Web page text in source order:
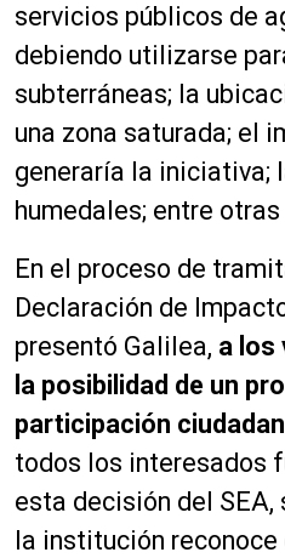
servicios públicos de
debiendo utilizarse
subterráneas; la
una zona saturada; el
generaría la iniciativa;
humedales; entre
En el proceso de
Declaración de
presentó Galilea, a los
la posibilidad de un
participación
todos los interesados
esta decisión del SEA,
la institución